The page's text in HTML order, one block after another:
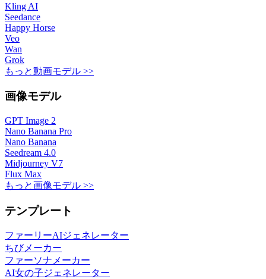
Kling AI
Seedance
Happy Horse
Veo
Wan
Grok
もっと動画モデル >>
画像モデル
GPT Image 2
Nano Banana Pro
Nano Banana
Seedream 4.0
Midjourney V7
Flux Max
もっと画像モデル >>
テンプレート
ファーリーAIジェネレーター
ちびメーカー
ファーソナメーカー
AI女の子ジェネレーター